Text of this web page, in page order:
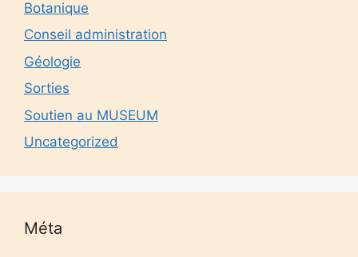
Botanique
Conseil administration
Géologie
Sorties
Soutien au MUSEUM
Uncategorized
Méta